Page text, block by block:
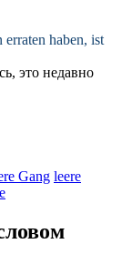
haben, ist
это недавно
Gang leere